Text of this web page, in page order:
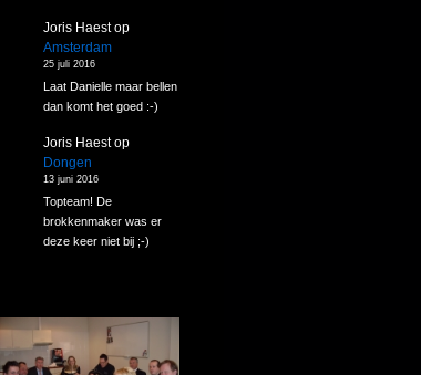
Joris Haestop
Amsterdam
25 juli 2016
Laat Danielle maar bellen
dan komt het goed :-)
Joris Haestop
Dongen
13 juni 2016
Topteam! De
brokkenmaker was er
deze keer niet bij ;-)